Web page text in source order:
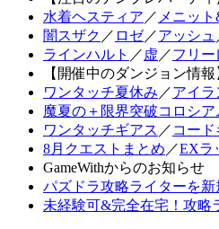
水着ヘスティア ／ メニッ
闇スザク ／ ロゼ／アッシュ
ラインハルト ／ 虚 ／フリー
【開催中のダンジョン情報
ワンタッチ夏休み ／アイラ
魔夏の＋限界突破コロシア
ワンタッチギアス ／ コー
8月クエストまとめ ／EXラ
GameWithからのお知らせ
パズドラ攻略ライターを新
未経験可&完全在宅！攻略